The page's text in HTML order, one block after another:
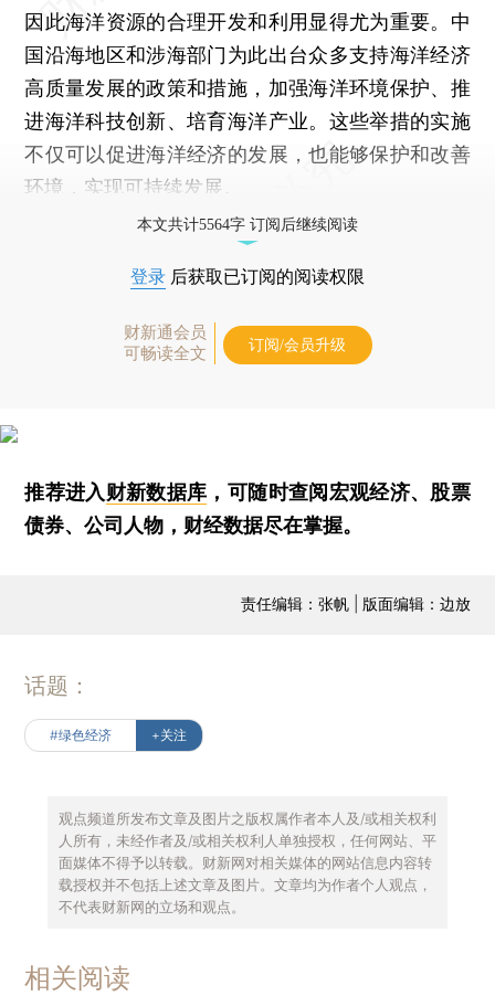
因此海洋资源的合理开发和利用显得尤为重要。中
国沿海地区和涉海部门为此出台众多支持海洋经济
高质量发展的政策和措施，加强海洋环境保护、推
进海洋科技创新、培育海洋产业。这些举措的实施
不仅可以促进海洋经济的发展，也能够保护和改善
环境，实现可持续发展。
本文共计5564字 订阅后继续阅读
登录 后获取已订阅的阅读权限
财新通会员
可畅读全文
订阅/会员升级
推荐进入财新数据库 ，可随时查阅宏观经济、股票
债券、公司人物，财经数据尽在掌握。
责任编辑：张帆 | 版面编辑：边放
话题：
#绿色经济 +关注
观点频道所发布文章及图片之版权属作者本人及/或相关权利
人所有，未经作者及/或相关权利人单独授权，任何网站、平
面媒体不得予以转载。财新网对相关媒体的网站信息内容转
载授权并不包括上述文章及图片。文章均为作者个人观点，
不代表财新网的立场和观点。
相关阅读